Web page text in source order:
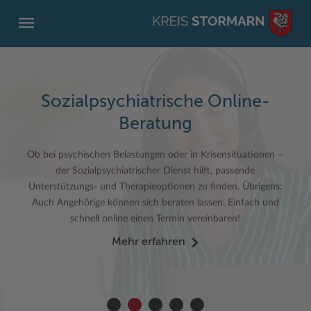
ZURÜCK
Service
Ämter, Einrichtungen
Bürgerportal Stormarn ↗
Formulare & Dokumente
ZURÜCK
Aktuelles
Amtliche Bekanntmachungen
ZURÜCK
Der Kreis
Fachbereiche
Interessantes in und aus Stormarn
ZURÜCK
Karriere
Ausbildung beim Kreis Stormarn
Der Kreis als Arbeitgeber
Initiativbewerbungen Verwaltung
ZURÜCK
Wirtschaft
Beruf und Familie im Hansebelt
Handwerk für nachhaltiges Wirtschaften
ZURÜCK
Freizeit und Kultur
BahnRadWege
Frei- und Hallenbäder
Sozialpsychiatrische Online-
Beratung
Ob bei psychischen Belastungen oder in Krisensituationen –
der Sozialpsychiatrischer Dienst hilft, passende
Unterstützungs- und Therapieoptionen zu finden. Übrigens:
Auch Angehörige können sich beraten lassen. Einfach und
schnell online einen Termin vereinbaren!
Mehr erfahren